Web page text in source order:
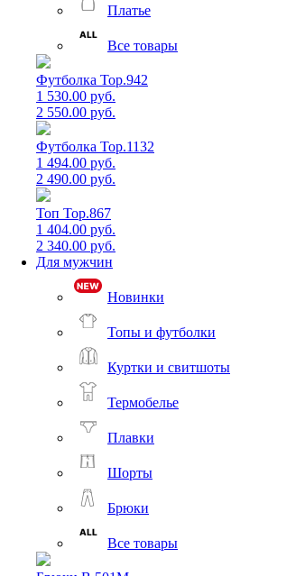
Платье
Все товары
Футболка Top.942
1 530.00 руб.
2 550.00 руб.
Футболка Top.1132
1 494.00 руб.
2 490.00 руб.
Топ Top.867
1 404.00 руб.
2 340.00 руб.
Для мужчин
Новинки
Топы и футболки
Куртки и свитшоты
Термобелье
Плавки
Шорты
Брюки
Все товары